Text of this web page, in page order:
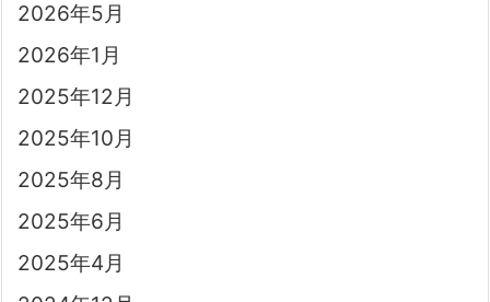
2026年5月
2026年1月
2025年12月
2025年10月
2025年8月
2025年6月
2025年4月